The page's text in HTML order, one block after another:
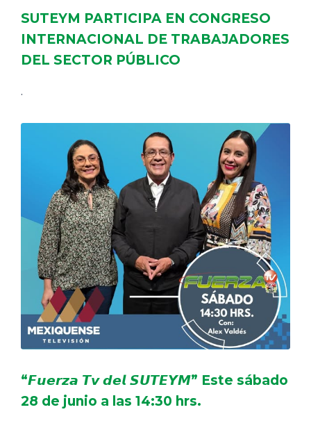
SUTEYM PARTICIPA EN CONGRESO
INTERNACIONAL DE TRABAJADORES
DEL SECTOR PÚBLICO
.
“𝙁𝙪𝙚𝙧𝙯𝙖 𝙏𝙫 𝙙𝙚𝙡 𝙎𝙐𝙏𝙀𝙔𝙈” Este sábado
28 de junio a las 14:30 hrs.